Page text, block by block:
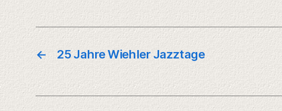
← 25 Jahre Wiehler Jazztage